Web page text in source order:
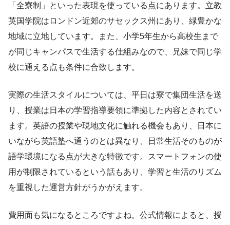
「全寮制」といった表現を使っている点にあります。立教
英国学院はロンドン近郊のサセックス州にあり、緑豊かな
地域に立地しています。また、小学5年生から高校生まで
が同じキャンパスで生活する仕組みなので、兄妹で同じ学
校に通える点も条件に合致します。
実際の生活スタイルについては、平日は寮で集団生活を送
り、授業は日本の学習指導要領に準拠した内容とされてい
ます。英語の授業や現地文化に触れる機会もあり、日本に
いながら英語塾へ通うのとは異なり、日常生活そのものが
語学環境になる点が大きな特徴です。スマートフォンの使
用が制限されているという話もあり、学習と生活のリズム
を重視した運営方針がうかがえます。
費用面も気になるところですよね。公式情報によると、授